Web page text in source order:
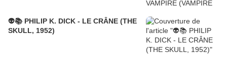
👽📚 PHILIP K. DICK - LE CRÂNE (THE
SKULL, 1952)